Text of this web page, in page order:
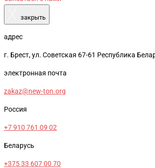
закрыть
адрес
г. Брест, ул. Советская 67-61 Республика
электронная почта
zakaz@new-ton.org
Россия
+7 910 761 09 02
Беларусь
+375 33 607 00 70